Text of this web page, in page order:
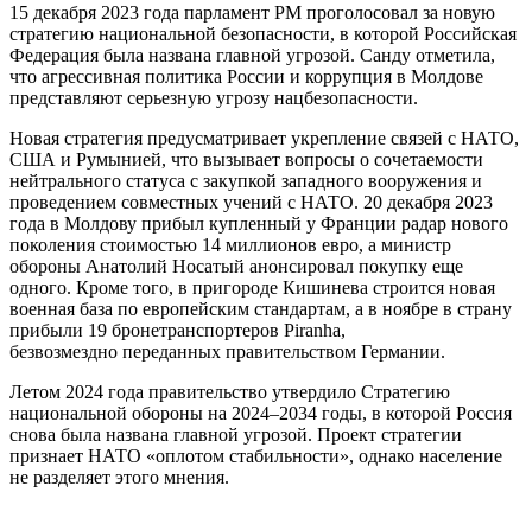
15 декабря 2023 года парламент РМ проголосовал за новую
стратегию национальной безопасности, в которой Российская
Федерация была названа главной угрозой. Санду отметила,
что агрессивная политика России и коррупция в Молдове
представляют серьезную угрозу нацбезопасности.
Новая стратегия предусматривает укрепление связей с НАТО,
США и Румынией, что вызывает вопросы о сочетаемости
нейтрального статуса с закупкой западного вооружения и
проведением совместных учений с НАТО. 20 декабря 2023
года в Молдову прибыл купленный у Франции радар нового
поколения стоимостью 14 миллионов евро, а министр
обороны Анатолий Носатый анонсировал покупку еще
одного. Кроме того, в пригороде Кишинева строится новая
военная база по европейским стандартам, а в ноябре в страну
прибыли 19 бронетранспортеров Piranha,
безвозмездно переданных правительством Германии.
Летом 2024 года правительство утвердило Стратегию
национальной обороны на 2024–2034 годы, в которой Россия
снова была названа главной угрозой. Проект стратегии
признает НАТО «оплотом стабильности», однако население
не разделяет этого мнения.